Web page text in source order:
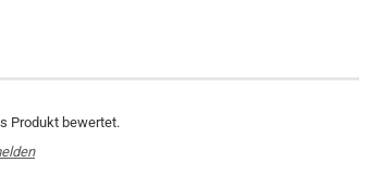
Produkt bewertet.